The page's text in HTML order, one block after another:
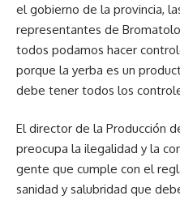
el gobierno de la provincia,
representantes de
todos podamos hacer
porque la yerba es un
debe tener todos los
El director de la Producción
preocupa la ilegalidad y la
gente que cumple con el
sanidad y salubridad que